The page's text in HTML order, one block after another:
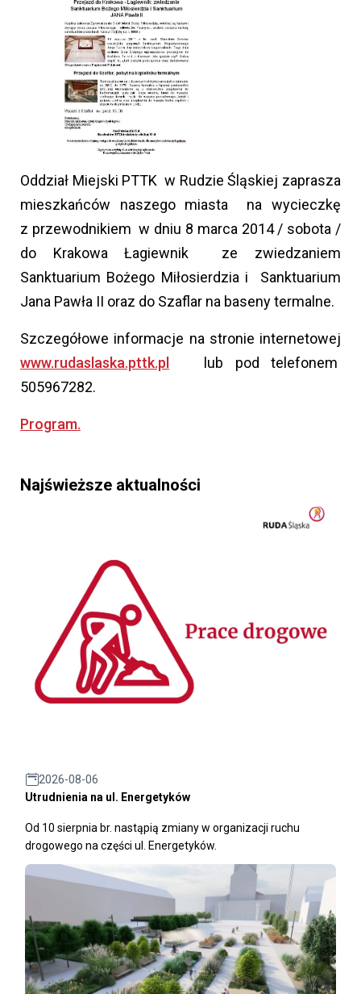
Oddział Miejski PTTK w Rudzie Śląskiej zaprasza
mieszkańców naszego miasta na wycieczkę
z przewodnikiem w dniu 8 marca 2014 / sobota /
do Krakowa Łagiewnik ze zwiedzaniem
Sanktuarium Bożego Miłosierdzia i Sanktuarium
Jana Pawła II oraz do Szaflar na baseny termalne.
Szczegółowe informacje na stronie internetowej
www.rudaslaska.pttk.pl
lub pod telefonem
505967282.
Program.
Najświeższe aktualności
2026-08-06
Utrudnienia na ul. Energetyków
Od 10 sierpnia br. nastąpią zmiany w organizacji ruchu
drogowego na części ul. Energetyków.